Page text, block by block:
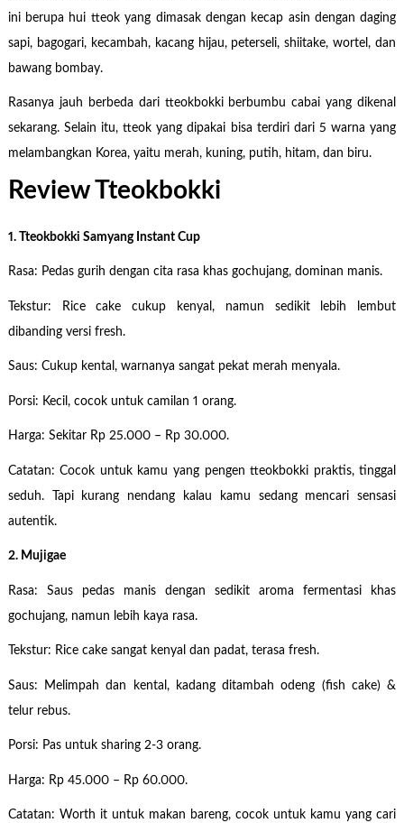
ini berupa hui tteok yang dimasak dengan kecap asin dengan daging
sapi, bagogari, kecambah, kacang hijau, peterseli, shiitake, wortel, dan
bawang bombay.
Rasanya jauh berbeda dari tteokbokki berbumbu cabai yang dikenal
sekarang. Selain itu, tteok yang dipakai bisa terdiri dari 5 warna yang
melambangkan Korea, yaitu merah, kuning, putih, hitam, dan biru.
Review Tteokbokki
1. Tteokbokki Samyang Instant Cup
Rasa: Pedas gurih dengan cita rasa khas gochujang, dominan manis.
Tekstur: Rice cake cukup kenyal, namun sedikit lebih lembut
dibanding versi fresh.
Saus: Cukup kental, warnanya sangat pekat merah menyala.
Porsi: Kecil, cocok untuk camilan 1 orang.
Harga: Sekitar Rp 25.000 – Rp 30.000.
Catatan: Cocok untuk kamu yang pengen tteokbokki praktis, tinggal
seduh. Tapi kurang nendang kalau kamu sedang mencari sensasi
autentik.
2. Mujigae
Rasa: Saus pedas manis dengan sedikit aroma fermentasi khas
gochujang, namun lebih kaya rasa.
Tekstur: Rice cake sangat kenyal dan padat, terasa fresh.
Saus: Melimpah dan kental, kadang ditambah odeng (fish cake) &
telur rebus.
Porsi: Pas untuk sharing 2-3 orang.
Harga: Rp 45.000 – Rp 60.000.
Catatan: Worth it untuk makan bareng, cocok untuk kamu yang cari